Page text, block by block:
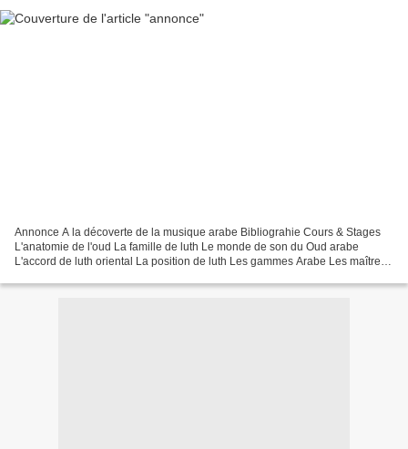
Annonce A la décoverte de la musique arabe Bibliograhie Cours & Stages
L'anatomie de l'oud La famille de luth Le monde de son du Oud arabe
L'accord de luth oriental La position de luth Les gammes Arabe Les maîtres